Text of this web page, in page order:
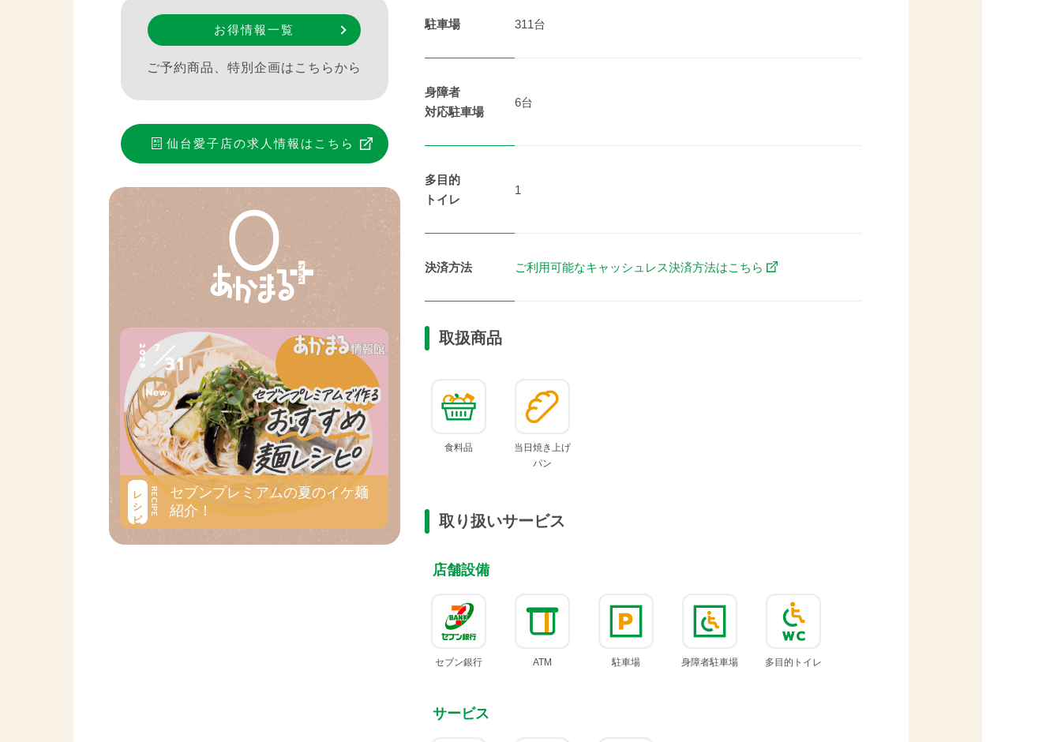
お得情報一覧
ご予約商品、特別企画はこちらから
仙台愛子店の求人情報はこちら
2026 7
31
レシピ RECIPE
セブンプレミアムの夏のイケ麺
紹介！
駐車場 311台
身障者
対応駐車場
6台
多目的
トイレ
1
決済方法 ご利用可能なキャッシュレス決済方法はこちら
取扱商品
食料品
当日焼き上げ
パン
取り扱いサービス
店舗設備
セブン銀行 ATM 駐車場 身障者駐車場 多目的 トイレ
サービス